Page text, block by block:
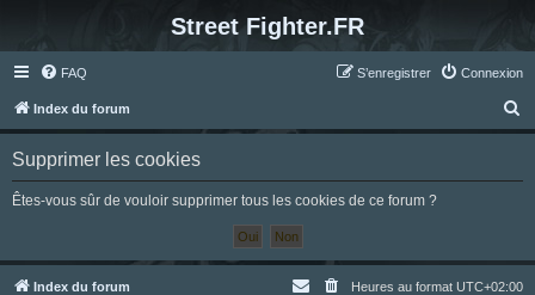
Street Fighter.FR
FAQ Connexion
S’enregistrer
Index du forum
e
Supprimer les cookies
Êtes-vous sûr de vouloir supprimer tous les cookies de ce forum ?
Index du forum Heures au format UTC+02:00